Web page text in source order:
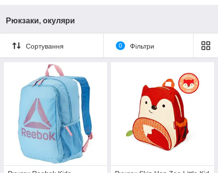
Рюкзаки, окуляри
Сортування 0 Фільтри